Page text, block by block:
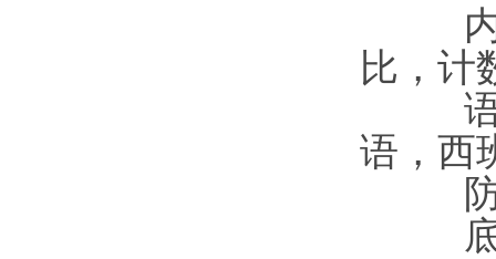
比，计
语，西